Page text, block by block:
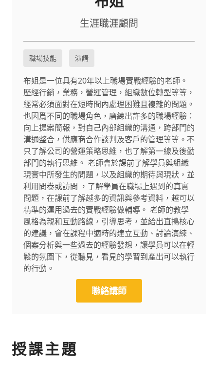
生涯職涯顧問
職場技能 演講
布姐是一位具有20年以上職場實戰經驗的老師。
歷經行銷，業務，營運管理，組織數位轉型等等，
經常必須面對在短時間內處理困難且複雜的問題。
也因爲不同的職場角色，磨練出許多的職場經驗：
向上提案簡報，對自己內部組織的溝通，跨部門的
溝通整合，供應商合作談判及客戶的管理等等。不
只了解公司的營運策略思維，也了解第一線及後勤
部門的執行思維。 老師會於課前了解學員與組織
現實中所發生的問題，以及組織的期待與現狀，並
利用問卷或訪問 ，了解學員在職場上遇到的真實
問題，在課前了解越多的資訊與參考資料，越可以
精準的運用過去的實戰經驗做輔導。 老師的教學
風格為親和互動路線，引導思考，並給出直搗核心
的建議，會在課程中適時的建立互動、討論演練、
個案分析與一些過去的經驗發想，讓學員可以在輕
鬆的氛圍下，從聽見，看見的學習到產出可以執行
的行動。
聯絡講師
授課主題